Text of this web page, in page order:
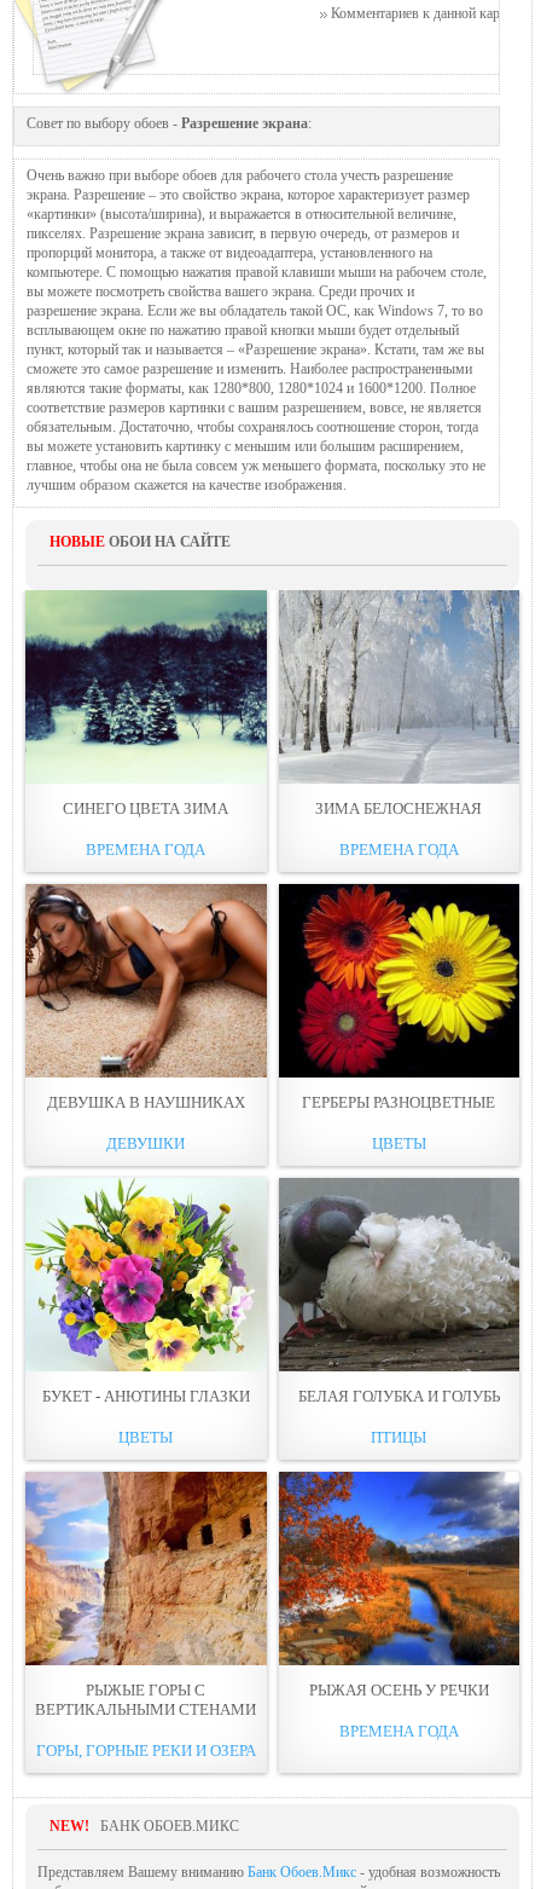
Комментариев к данной картинке
Совет по выбору обоев - Разрешение экрана:
Очень важно при выборе обоев для рабочего стола учесть разрешение
экрана. Разрешение – это свойство экрана, которое характеризует размер
«картинки» (высота/ширина), и выражается в относительной величине,
пикселях. Разрешение экрана зависит, в первую очередь, от размеров и
пропорций монитора, а также от видеоадаптера, установленного на
компьютере. С помощью нажатия правой клавиши мыши на рабочем столе,
вы можете посмотреть свойства вашего экрана. Среди прочих и
разрешение экрана. Если же вы обладатель такой ОС, как Windows 7, то во
всплывающем окне по нажатию правой кнопки мыши будет отдельный
пункт, который так и называется – «Разрешение экрана». Кстати, там же вы
сможете это самое разрешение и изменить. Наиболее распространенными
являются такие форматы, как 1280*800, 1280*1024 и 1600*1200. Полное
соответствие размеров картинки с вашим разрешением, вовсе, не является
обязательным. Достаточно, чтобы сохранялось соотношение сторон, тогда
вы можете установить картинку с меньшим или большим расширением,
главное, чтобы она не была совсем уж меньшего формата, поскольку это не
лучшим образом скажется на качестве изображения.
НОВЫЕ ОБОИ НА САЙТЕ
СИНЕГО ЦВЕТА ЗИМА
ВРЕМЕНА ГОДА
ЗИМА БЕЛОСНЕЖНАЯ
ВРЕМЕНА ГОДА
ДЕВУШКА В НАУШНИКАХ
ДЕВУШКИ
ГЕРБЕРЫ РАЗНОЦВЕТНЫЕ
ЦВЕТЫ
БУКЕТ - АНЮТИНЫ ГЛАЗКИ
ЦВЕТЫ
БЕЛАЯ ГОЛУБКА И ГОЛУБЬ
ПТИЦЫ
РЫЖЫЕ ГОРЫ С
ВЕРТИКАЛЬНЫМИ СТЕНАМИ
ГОРЫ, ГОРНЫЕ РЕКИ И ОЗЕРА
РЫЖАЯ ОСЕНЬ У РЕЧКИ
ВРЕМЕНА ГОДА
NEW! БАНК ОБОЕВ.МИКС
Представляем Вашему вниманию Банк Обоев.Микс - удобная возможность